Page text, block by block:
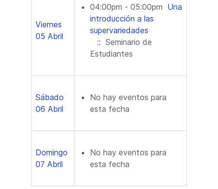
Viernes
05 Abril
04:00pm - 05:00pm Una
introducción a las
supervariedades
:: Seminario de
Estudiantes
Sábado
06 Abril
No hay eventos para
esta fecha
Domingo
07 Abril
No hay eventos para
esta fecha